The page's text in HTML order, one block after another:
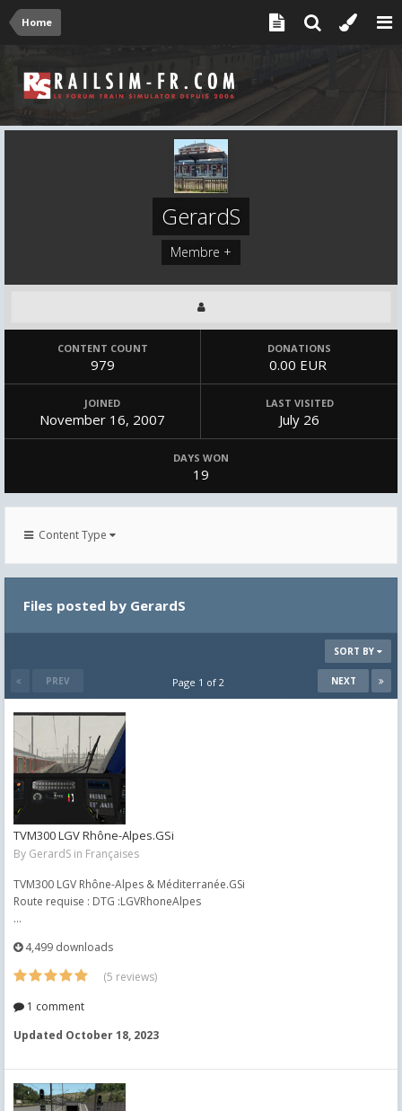
Home
GerardS
Membre +
CONTENT COUNT
979
DONATIONS
0.00 EUR
JOINED
November 16, 2007
LAST VISITED
July 26
DAYS WON
19
Content Type
Files posted by GerardS
SORT BY
PREV NEXT
Page 1 of 2
TVM300 LGV Rhône-Alpes.GSi
By GerardS in Françaises
TVM300 LGV Rhône-Alpes & Méditerranée.GSi
Route requise : DTG :LGVRhoneAlpes
...
4,499 downloads
(5 reviews)
1 comment
Updated October 18, 2023